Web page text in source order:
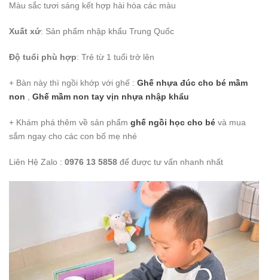
Màu sắc tươi sáng kết hợp hài hòa các màu
Xuất xứ: Sản phẩm nhập khẩu Trung Quốc
Độ tuổi phù hợp: Trẻ từ 1 tuổi trở lên
+ Bàn này thì ngồi khớp với ghế : Ghế nhựa đúc cho bé mầm
non
Ghế mầm non tay vịn nhựa nhập khẩu
+ Khám phá thêm về sản phẩm ghế ngồi học cho bé và mua
sắm ngay cho các con bố mẹ nhé
Liên Hệ Zalo : 0976 13 5858 để được tư vấn nhanh nhất